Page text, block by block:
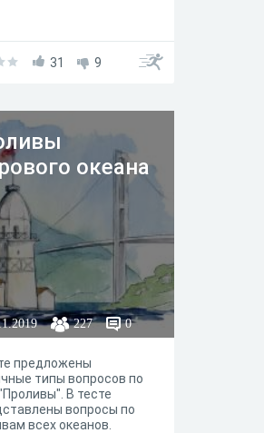
31 9
океана
227 0
предложены
типы вопросов по
В тесте
вопросы по
всех океанов.